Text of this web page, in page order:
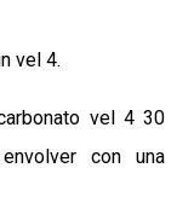
vel 4.
vel 4 30
con una